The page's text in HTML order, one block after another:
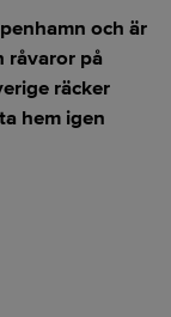
och är
råvaror på
räcker
hem igen